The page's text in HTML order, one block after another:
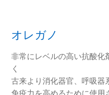
オレガノ
非常にレベルの高い抗酸化
く
古来より消化器官、呼吸器
免疫力を高めるために使用